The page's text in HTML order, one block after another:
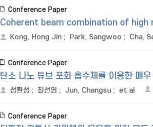
Conference Paper
Coherent beam combination of
Kong, Hong Jin ; Park, Sangwoo ; Cha,
Conference Paper
탄소 나노 튜브 포화 흡수체를 이용한 매
정환성 ; 최선영 ; Jun, Changsu ; et al
Conference Paper